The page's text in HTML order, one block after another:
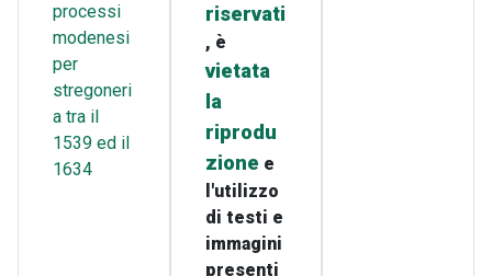
processi
modenesi
per
stregoneri
a tra il
1539 ed il
1634
riservati
, è
vietata
la
riprodu
zione e
l'utilizzo
di testi e
immagini
presenti